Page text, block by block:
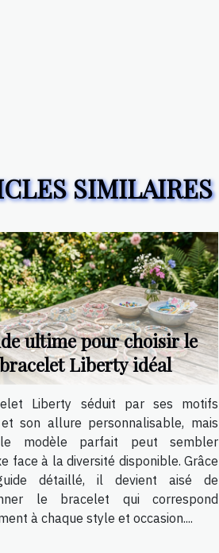
SIMILAIRES
ultime pour choisir le
bracelet Liberty idéal
Liberty séduit par ses motifs
son allure personnalisable, mais
modèle parfait peut sembler
face à la diversité disponible. Grâce
détaillé, il devient aisé de
le bracelet qui correspond
à chaque style et occasion....